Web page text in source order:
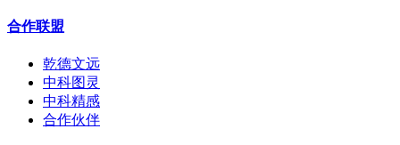
合作联盟
乾德文远
中科图灵
中科精感
合作伙伴